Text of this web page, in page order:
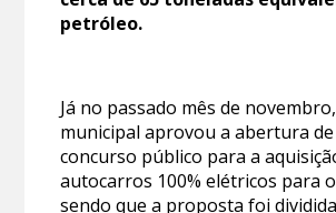
petróleo.
Já no passado mês de
municipal aprovou a abertura
concurso público para a
autocarros 100% elétricos para
sendo que a proposta foi